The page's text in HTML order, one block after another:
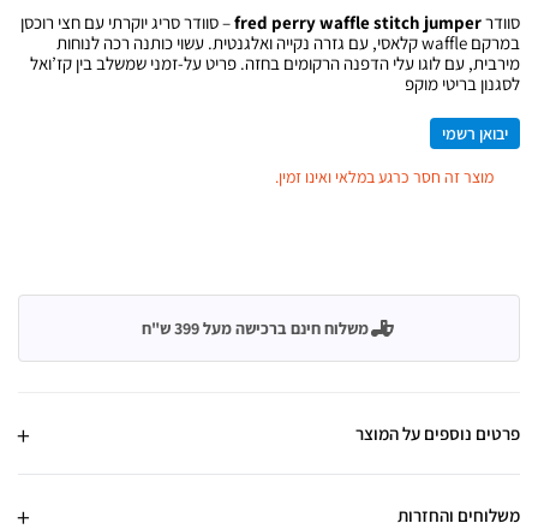
סוודרfred perry waffle stitch jumper– סוודר סריג יוקרתי עם חצי רוכסן
במרקם waffle קלאסי, עם גזרה נקייה ואלגנטית. עשוי כותנה רכה לנוחות
מירבית, עם לוגו עלי הדפנה הרקומים בחזה. פריט על-זמני שמשלב בין קז’ואל
לסגנון בריטי מוקפ
יבואן רשמי
מוצר זה חסר כרגע במלאי ואינו זמין.
משלוח חינם ברכישה מעל 399 ש"ח
פרטים נוספים על המוצר
משלוחים והחזרות